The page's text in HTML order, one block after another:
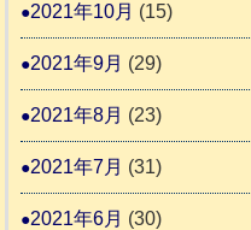
2021年10月 (15)
2021年9月 (29)
2021年8月 (23)
2021年7月 (31)
2021年6月 (30)